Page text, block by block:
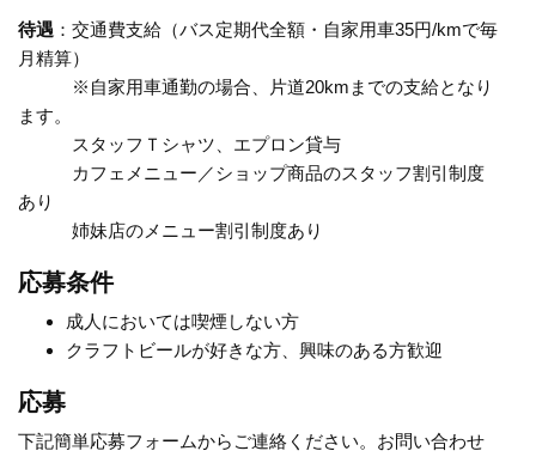
待遇 ：交通費支給（バス定期代全額・自家用車35円/kmで毎
月精算）
※自家用車通勤の場合、片道20kmまでの支給となり
ます。
スタッフＴシャツ、エプロン貸与
カフェメニュー／ショップ商品のスタッフ割引制度
あり
姉妹店のメニュー割引制度あり
応募条件
成人においては喫煙しない方
クラフトビールが好きな方、興味のある方歓迎
応募
下記簡単応募フォームからご連絡ください。お問い合わせ